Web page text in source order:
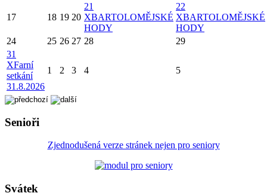
17 18 19 20
21
XBARTOLOMĚJSKÉ
HODY
22
XBARTOLOMĚJSKÉ
HODY
24
25 26 27 28
29
31
XFarní
setkání
31.8.2026
1 2 3 4 5
Senioři
Zjednodušená verze stránek nejen pro seniory
Svátek